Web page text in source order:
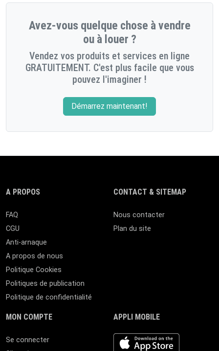
Avez-vous quelque chose à vendre
ou à louer ?
Vendez vos produits et services en ligne
GRATUITEMENT. C'est plus facile que vous
pouvez l'imaginer !
Démarrez maintenant!
A PROPOS
FAQ
CGU
Anti-arnaque
A propos de nous
Politique Cookies
Politiques de publication
Politique de confidentialité
CONTACT & SITEMAP
Nous contacter
Plan du site
MON COMPTE
Se connecter
APPLI MOBILE
iOS app